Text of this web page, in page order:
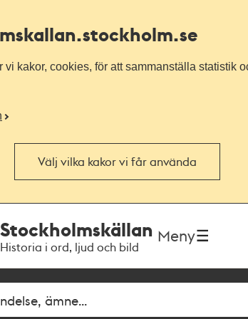
.stockholm.se
kakor, cookies, för att sammanställa statistik
Välj vilka kakor vi får använda
Stockholmskällan
Historia i ord, ljud och bild
Meny